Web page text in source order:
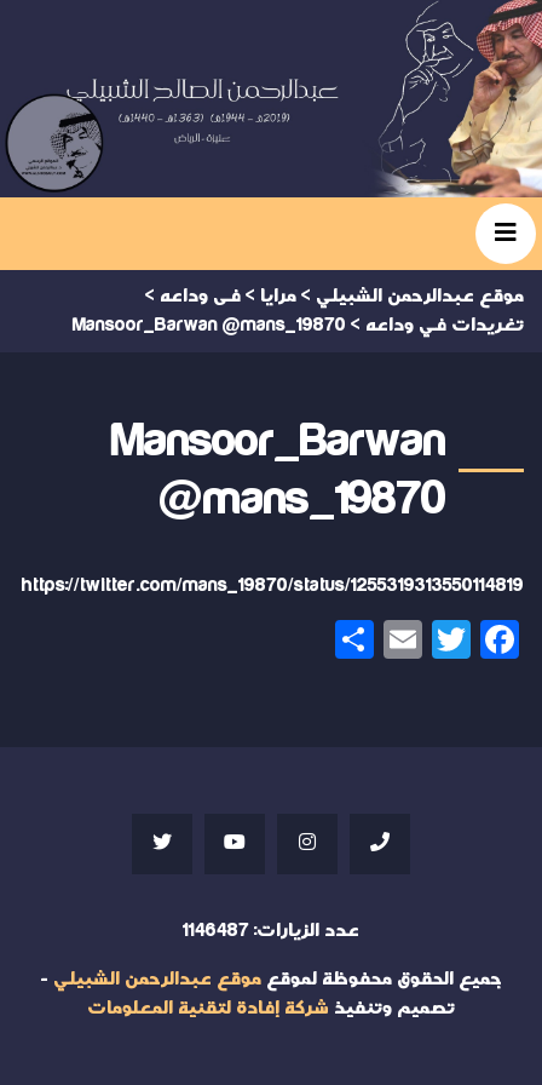
موقع عبدالرحمن الشبيلي > مرايا > فى وداعه >
تغريدات في وداعه >
Mansoor_Barwan @mans_19870
Mansoor_Barwan
@mans_19870
https://twitter.com/mans_19870/status/1255319313550114819
Facebook
Twitter
Email
عدد الزيارات: 1146487
جميع الحقوق محفوظة لموقعموقع عبدالرحمن الشبيلي -
تصميم وتنفيذ شركة إفادة لتقنية المعلومات